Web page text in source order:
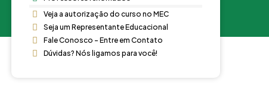
Veja a autorização do curso no MEC
Seja um Representante Educacional
Fale Conosco - Entre em Contato
Dúvidas? Nós ligamos para você!